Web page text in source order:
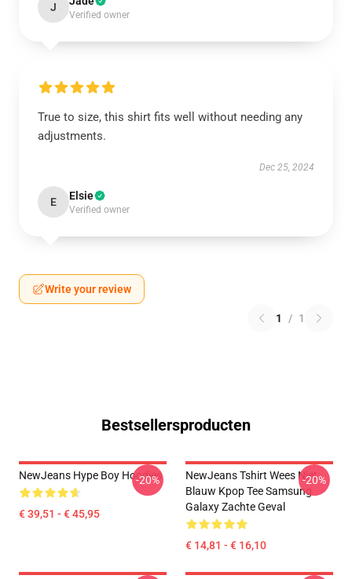
J
Verified owner
True to size, this shirt fits well without needing any
adjustments.
Dec 25, 2024
E Elsie
Verified owner
Write your review
1 / 1
Bestsellersproducten
NewJeans Hype Boy Hoodies
€ 39,51 - € 45,95
-20%
NewJeans Tshirt Wees Niet
Blauw Kpop Tee Samsung
Galaxy Zachte Geval
€ 14,81 - € 16,10
-20%